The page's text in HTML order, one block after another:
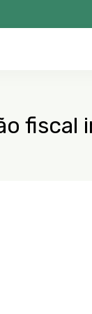
fiscal